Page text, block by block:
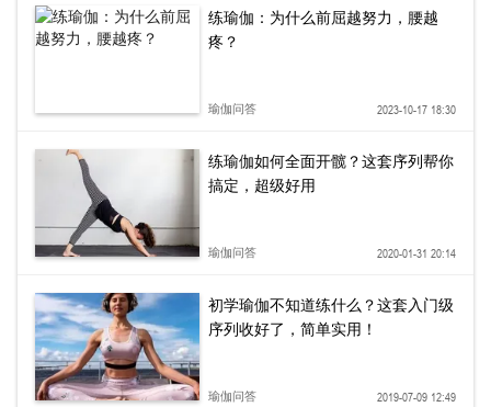
练瑜伽：为什么前屈越努力，腰越
疼？
瑜伽问答 2023-10-17 18:30
练瑜伽如何全面开髋？这套序列帮你
搞定，超级好用
瑜伽问答 2020-01-31 20:14
初学瑜伽不知道练什么？这套入门级
序列收好了，简单实用！
瑜伽问答 2019-07-09 12:49